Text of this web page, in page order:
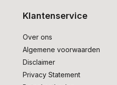
Klantenservice
Over ons
Algemene voorwaarden
Disclaimer
Privacy Statement